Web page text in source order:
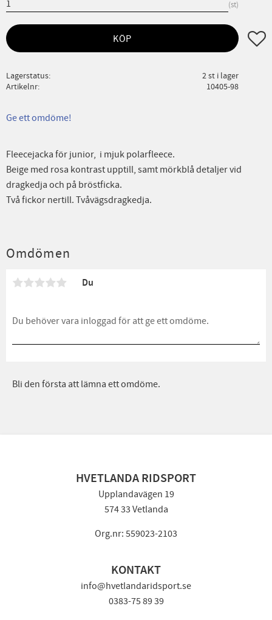
st
KÖP Lägg
Lagerstatus
2 st i lager
Artikelnr
10405-98
Ge ett omdöme!
Fleecejacka för junior, i mjuk polarfleece.
Beige med rosa kontrast upptill, samt mörkblå detaljer vid
dragkedja och på bröstficka.
Två fickor nertill. Tvåvägsdragkedja.
Omdömen
Du
Bli den första att lämna ett omdöme.
HVETLANDA RIDSPORT
Upplandavägen 19
574 33 Vetlanda
Org.nr: 559023-2103
KONTAKT
info@hvetlandaridsport.se
0383-75 89 39